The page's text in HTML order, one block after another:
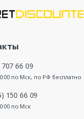
66 09
по Мск, по РФ бесплатно
150 66 09
по Мск